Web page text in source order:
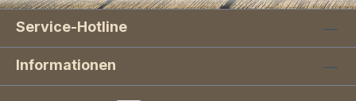
Service-Hotline
Informationen